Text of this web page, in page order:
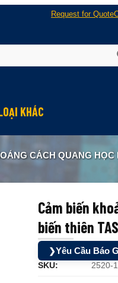
Request for Quote
Motor
KHÁC
Đèn phòng nổ
CÁCH QUANG HỌC BIẾN
Cảm biến
biến thiên
❯Yêu Cầu Báo
SKU: 2520-